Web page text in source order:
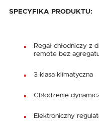
SPECYFIKA PRODUKTU:
Regał chłodniczy z
remote bez
3 klasa klimatyczna
Chłodzenie
Elektroniczny